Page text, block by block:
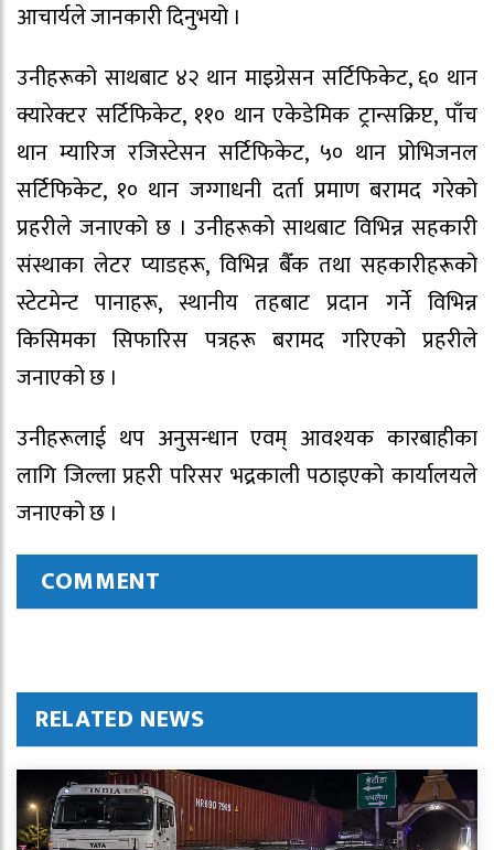
आचार्यले जानकारी दिनुभयो ।
उनीहरूको साथबाट ४२ थान माइग्रेसन सर्टिफिकेट, ६० थान
क्यारेक्टर सर्टिफिकेट, ११० थान एकेडेमिक ट्रान्सक्रिप्ट, पाँच
थान म्यारिज रजिस्टेसन सर्टिफिकेट, ५० थान प्रोभिजनल
सर्टिफिकेट, १० थान जग्गाधनी दर्ता प्रमाण बरामद गरेको
प्रहरीले जनाएको छ । उनीहरूको साथबाट विभिन्न सहकारी
संस्थाका लेटर प्याडहरू, विभिन्न बैँक तथा सहकारीहरूको
स्टेटमेन्ट पानाहरू, स्थानीय तहबाट प्रदान गर्ने विभिन्न
किसिमका सिफारिस पत्रहरू बरामद गरिएको प्रहरीले
जनाएको छ ।
उनीहरूलाई थप अनुसन्धान एवम् आवश्यक कारबाहीका
लागि जिल्ला प्रहरी परिसर भद्रकाली पठाइएको कार्यालयले
जनाएको छ ।
COMMENT
RELATED NEWS